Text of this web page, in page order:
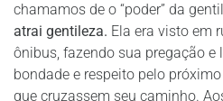
chamamos de o “poder” da
atrai gentileza. Ela era visto em
ônibus, fazendo sua pregação e
bondade e respeito pelo
que cruzassem seu caminho.